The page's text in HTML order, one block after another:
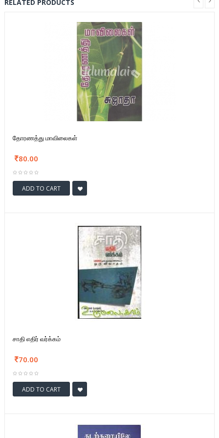
RELATED PRODUCTS
தோரணத்து மாவிலைகள்
80.00
ADD TO CART
சாதி எதிர் வர்க்கம்
70.00
ADD TO CART